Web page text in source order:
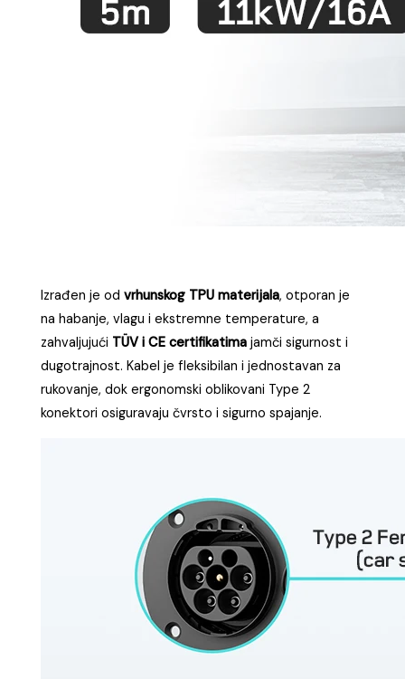
Izrađen je odvrhunskog TPU materijala, otporan je
na habanje, vlagu i ekstremne temperature, a
zahvaljujući TÜV i CE certifikatima jamči sigurnost i
dugotrajnost. Kabel je fleksibilan i jednostavan za
rukovanje, dok ergonomski oblikovani Type 2
konektori osiguravaju čvrsto i sigurno spajanje.